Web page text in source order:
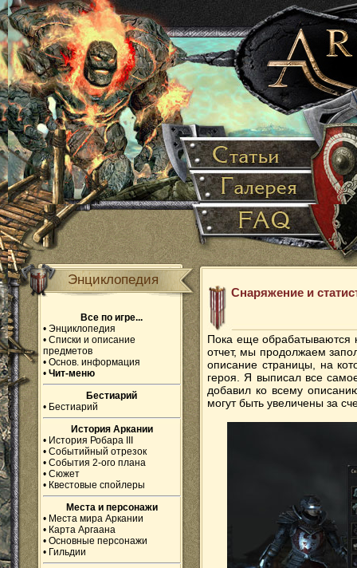
Энциклопедия
Все по игре...
• Энциклопедия
• Списки и описание
предметов
• Основ. информация
• Чит-меню
Бестиарий
• Бестиарий
История Аркании
• История Робара III
• Событийный отрезок
• События 2-ого плана
• Сюжет
• Квестовые спойлеры
Места и персонажи
• Места мира Аркании
• Карта Аргаана
• Основные персонажи
• Гильдии
Снаряжение и
Пока еще обрабатываются
отчет, мы продолжаем
описание страницы, на
героя. Я выписал все
добавил ко всему
могут быть увеличены за